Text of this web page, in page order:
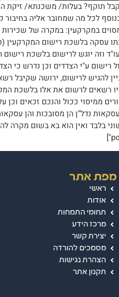
לכל מה שמחובר אליה
במקרקעין: במקרה של
עסקה בלשכת רישום
וזה יוגש לרישום בלשכת
ע"י הצדדים וכן נדרש כי
להגיש לרישום, ירושה שקיבל
רשאים לרשום את אלו בלשכת
ממיסוי ככול והנכם זכאים
משרדנו בעל ותק של מעל 10 שנים בליווי
מספק מידע כללי וראשוני בלבד ואין
מפת אתר
ראשי
אודות
תחומי התמחות
מרכז הידע
יצירת קשר
מסמכים להורדה
הצהרת נגישות
תקנון אתר